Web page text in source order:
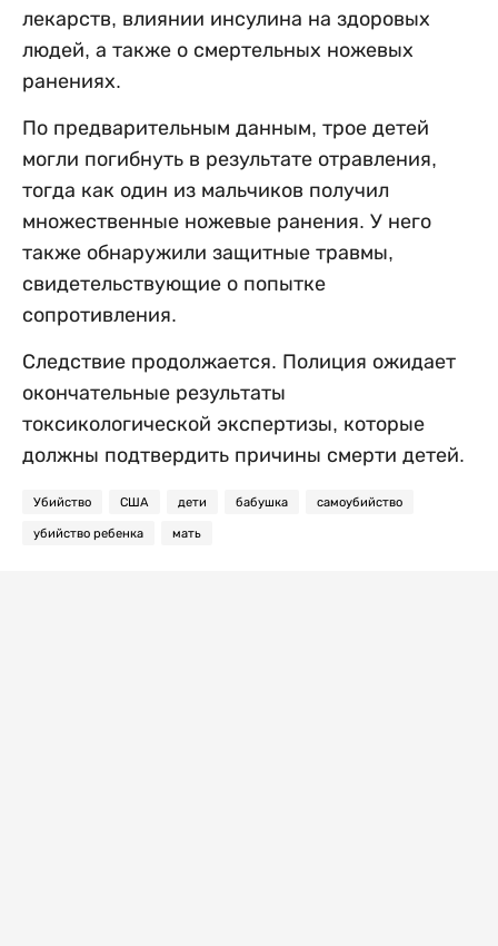
лекарств, влиянии инсулина на здоровых
людей, а также о смертельных ножевых
ранениях.
По предварительным данным, трое детей
могли погибнуть в результате отравления,
тогда как один из мальчиков получил
множественные ножевые ранения. У него
также обнаружили защитные травмы,
свидетельствующие о попытке
сопротивления.
Следствие продолжается. Полиция ожидает
окончательные результаты
токсикологической экспертизы, которые
должны подтвердить причины смерти детей.
Убийство США дети бабушка самоубийство
убийство ребенка мать